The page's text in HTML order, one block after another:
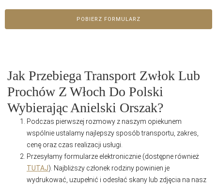
POBIERZ FORMULARZ
Jak Przebiega Transport Zwłok Lub
Prochów Z Włoch Do Polski
Wybierając Anielski Orszak?
Podczas pierwszej rozmowy z naszym opiekunem
wspólnie ustalamy najlepszy sposób transportu, zakres,
cenę oraz czas realizacji usługi.
Przesyłamy formularze elektronicznie (dostępne również
TUTAJ). Najbliższy członek rodziny powinien je
wydrukować, uzupełnić i odesłać skany lub zdjęcia na nasz